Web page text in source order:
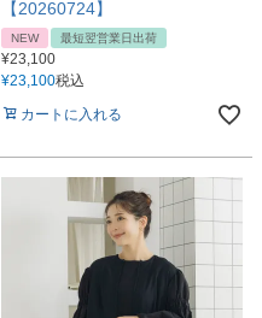
【20260724】
NEW 最短翌営業日出荷
¥23,100
¥23,100税込
カートに入れる